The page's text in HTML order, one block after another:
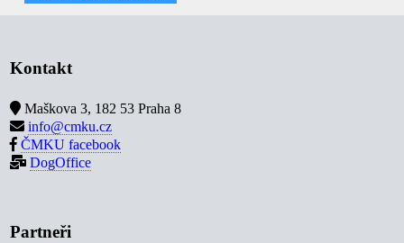
Kontakt
Maškova 3, 182 53 Praha 8
info@cmku.cz
ČMKU facebook
DogOffice
Partneři